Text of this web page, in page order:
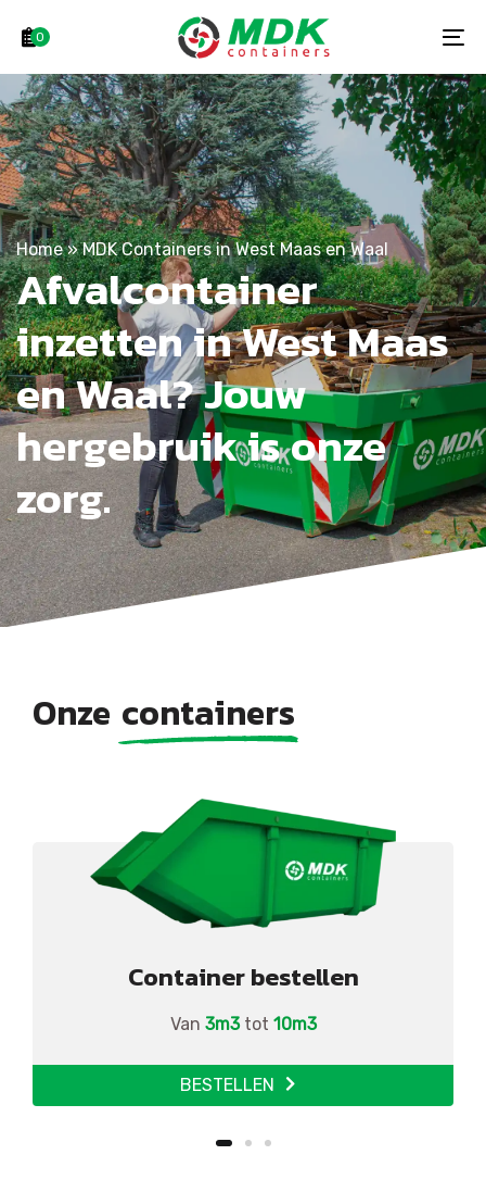
links
navigation
Skip
to
content
0
Home»MDK Containers in West Maas en Waal
Afvalcontainer
inzetten in West Maas
en Waal? Jouw
hergebruik is onze
zorg.
Onze containers
Container bestellen
Van 3m3 tot 10m3
BESTELLEN